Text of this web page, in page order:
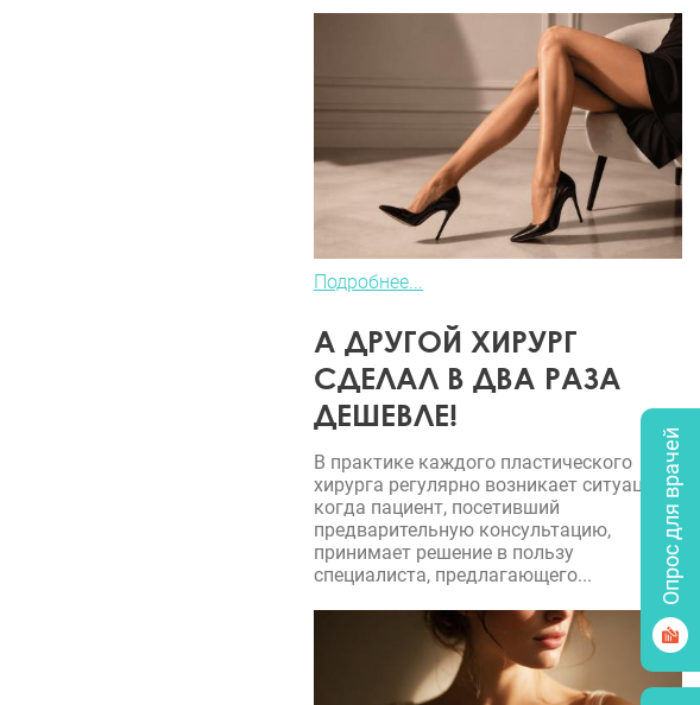
Подробнее...
А ДРУГОЙ ХИРУРГ
СДЕЛАЛ В ДВА РАЗА
ДЕШЕВЛЕ!
В практике каждого пластического
хирурга регулярно возникает ситуация,
когда пациент, посетивший
предварительную консультацию,
принимает решение в пользу
специалиста, предлагающего...
Опрос для врачей